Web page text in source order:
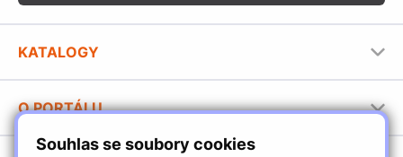
Souhlas se soubory cookies
KATALOGY
Stavební katalog Häfele
Brožury Häfele
O PORTÁLU
Provozovatel portálu